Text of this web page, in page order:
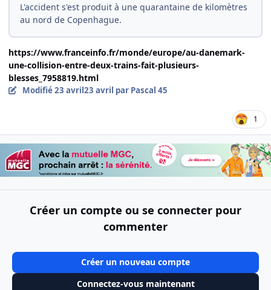
L'accident s'est produit à une quarantaine de kilomètres
au nord de Copenhague.
https://www.franceinfo.fr/monde/europe/au-danemark-
une-collision-entre-deux-trains-fait-plusieurs-
blesses_7958819.html
Modifié23 avril23 avril par Pascal 45
1
Créer un compte ou se connecter pour
commenter
Créer un nouveau compte
Connectez-vous maintenant